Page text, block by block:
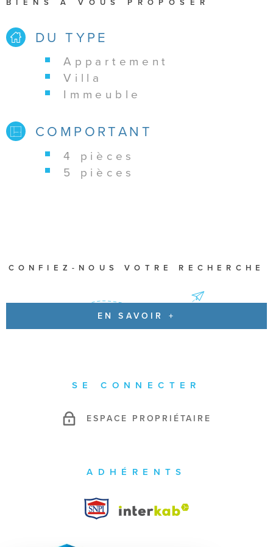
Une visite s'impose avec votre conseiller Marc au
0610893430DU TYPE
appartement
villa
immeuble
COMPORTANT
4 pièces
5 pièces
CONFIEZ-NOUS VOTRE RECHERCHE
EN SAVOIR +
SE CONNECTER
ESPACE PROPRIÉTAIRE
ADHÉRENTS